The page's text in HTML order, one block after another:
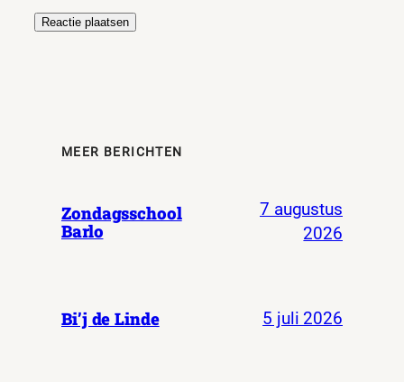
MEER BERICHTEN
Zondagsschool
Barlo
7 augustus
2026
Bi’j de Linde 5 juli 2026